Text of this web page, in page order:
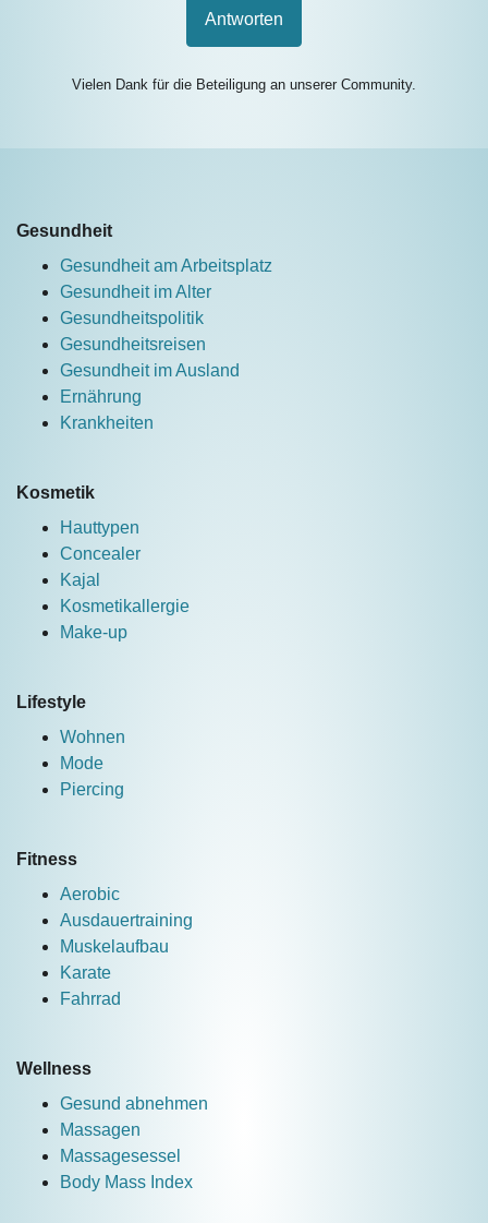
Antworten
Vielen Dank für die Beteiligung an unserer Community.
Gesundheit
Gesundheit am Arbeitsplatz
Gesundheit im Alter
Gesundheitspolitik
Gesundheitsreisen
Gesundheit im Ausland
Ernährung
Krankheiten
Kosmetik
Hauttypen
Concealer
Kajal
Kosmetikallergie
Make-up
Lifestyle
Wohnen
Mode
Piercing
Fitness
Aerobic
Ausdauertraining
Muskelaufbau
Karate
Fahrrad
Wellness
Gesund abnehmen
Massagen
Massagesessel
Body Mass Index